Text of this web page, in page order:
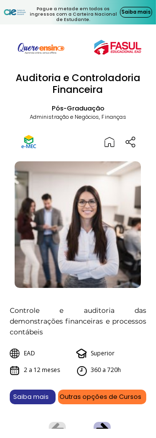
Pague a metade em todos os
ingressos com a Carteira Nacional
de Estudante.
Saiba mais
Auditoria e Controladoria
Financeira
Pós-Graduação
Administração e Negócios, Finanças
Controle e auditoria das
demonstrações financeiras e processos
contábeis
EAD
2 a 12 meses
Superior
360 a 720h
Saiba mais Outras opções de Cursos